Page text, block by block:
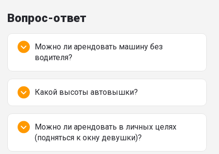
Вопрос-ответ
Можно ли арендовать машину без
водителя?
Какой высоты автовышки?
Можно ли арендовать в личных целях
(подняться к окну девушки)?